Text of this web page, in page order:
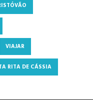
VIAJAR
RITA DE CÁSSIA